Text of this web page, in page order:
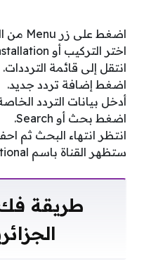
اضغط على زر Menu من الريموت.
اختر التركيب أو Installation.
انتقل إلى قائمة الترددات.
اضغط إضافة تردد جديد.
أدخل بيانات التردد
اضغط بحث أو Search.
انتظر انتهاء البحث ثم
ستظهر القناة باسم Programme National.
طريقة فك